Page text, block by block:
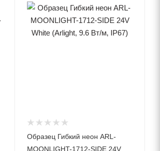
Образец Гибкий неон ARL-
MOONLIGHT-1712-SIDE 24V